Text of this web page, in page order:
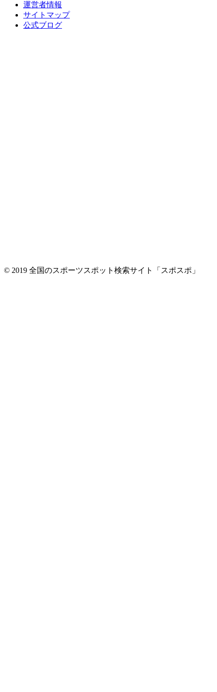
運営者情報
サイトマップ
公式ブログ
© 2019 全国のスポーツスポット検索サイト「スポスポ」